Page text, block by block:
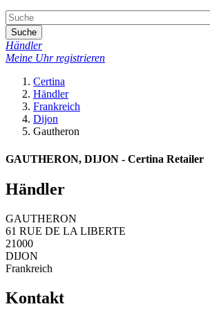
Suche
Händler
Meine Uhr registrieren
Certina
Händler
Frankreich
Dijon
Gautheron
GAUTHERON, DIJON - Certina Retailer
Händler
GAUTHERON
61 RUE DE LA LIBERTE
21000
DIJON
Frankreich
Kontakt